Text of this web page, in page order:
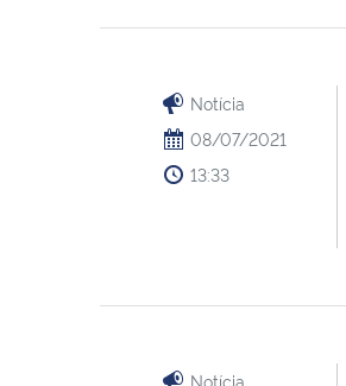
Notícia
08/07/2021
13:33
Notícia